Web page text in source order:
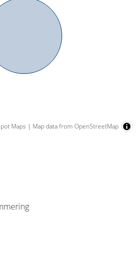
Maps | Map data from OpenStreetMap